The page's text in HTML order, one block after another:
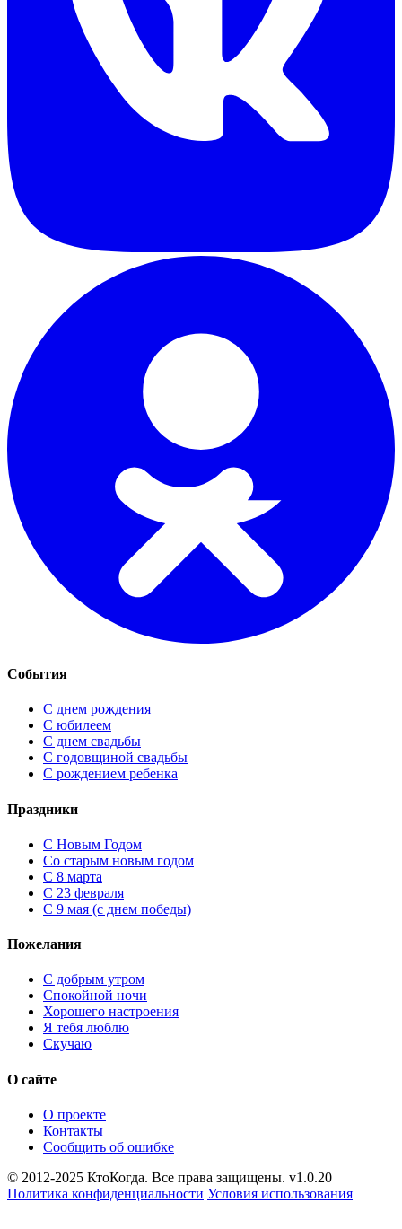
События
С днем рождения
С юбилеем
С днем свадьбы
С годовщиной свадьбы
С рождением ребенка
Праздники
C Новым Годом
Cо старым новым годом
С 8 марта
С 23 февраля
С 9 мая (с днем победы)
Пожелания
С добрым утром
Спокойной ночи
Хорошего настроения
Я тебя люблю
Скучаю
О сайте
О проекте
Контакты
Сообщить об ошибке
© 2012-2025 КтоКогда. Все права защищены. v1.0.20
Политика конфиденциальности Условия использования